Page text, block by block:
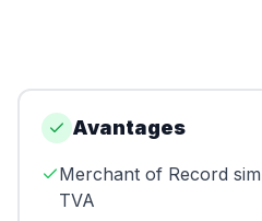
Sponsoriser FreelanceKit
Avantages
Merchant of Record
TVA